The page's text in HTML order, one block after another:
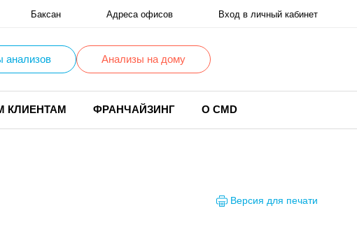
Баксан Адреса офисов Вход в личный кабинет
анализов Анализы на дому
КЛИЕНТАМ ФРАНЧАЙЗИНГ О CMD
Версия для печати